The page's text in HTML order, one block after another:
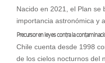
Nacido en 2021, el Plan se
importancia astronómica y
Precursor en leyes contra la
Chile cuenta desde 1998
de los cielos nocturnos del